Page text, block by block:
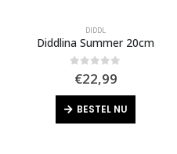
DIDDL
Diddlina Summer 20cm
out of 5
€22,99
BESTEL NU